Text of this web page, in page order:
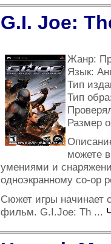
G.I. Joe:
Жанр:
Язык:
Тип
Тип
Размер
можете
умениями и
одноэкранному co-op
Сюжет игры начинает
фильм. G.I.Joe: Th ...